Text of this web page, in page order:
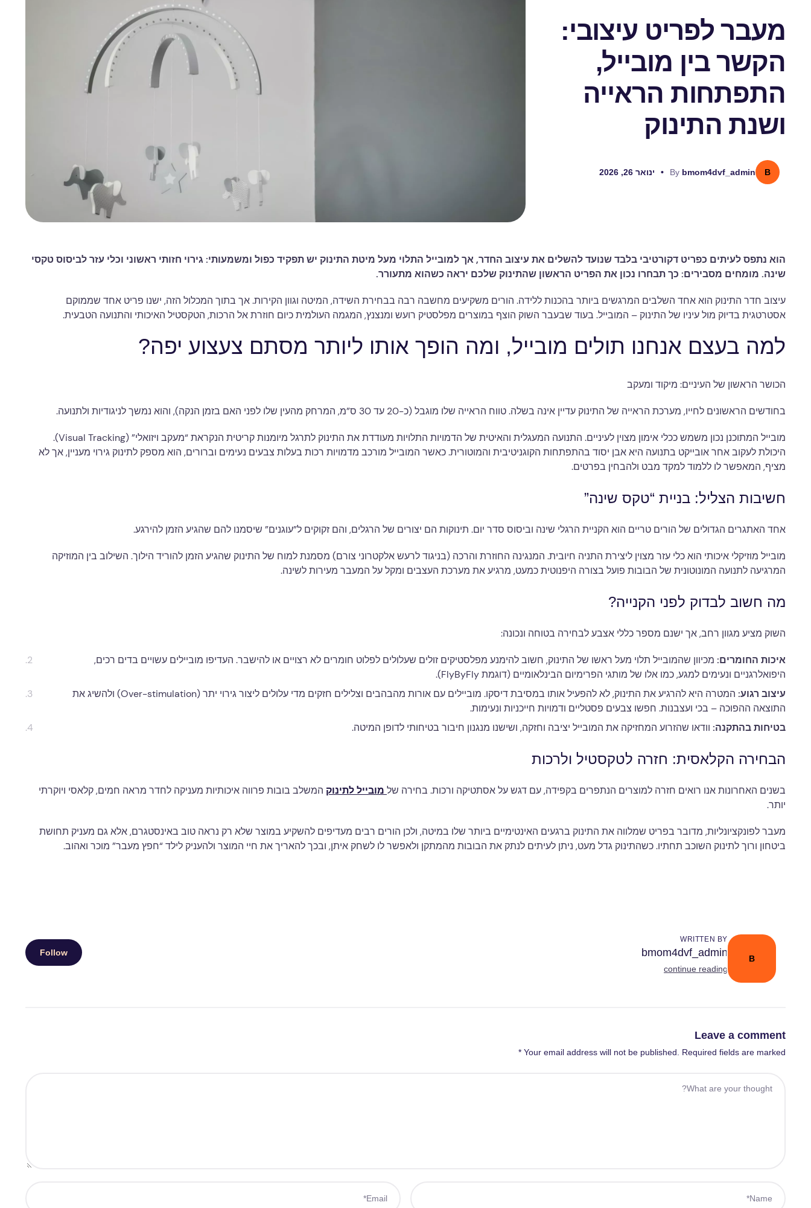
מעבר לפריט עיצובי:
הקשר בין מובייל,
התפתחות הראייה
ושנת התינוק
B
By bmom4dvf_admin
• ינואר 26, 2026
הוא נתפס לעיתים כפריט דקורטיבי בלבד שנועד להשלים את עיצוב החדר, אך למובייל התלוי מעל מיטת התינוק יש תפקיד כפול ומשמעותי: גירוי חזותי ראשוני וכלי עזר לביסוס טקסי
שינה. מומחים מסבירים: כך תבחרו נכון את הפריט הראשון שהתינוק שלכם יראה כשהוא מתעורר.
עיצוב חדר התינוק הוא אחד השלבים המרגשים ביותר בהכנות ללידה. הורים משקיעים מחשבה רבה בבחירת השידה, המיטה וגוון הקירות. אך בתוך המכלול הזה, ישנו פריט אחד שממוקם
אסטרטגית בדיוק מול עיניו של התינוק – המובייל. בעוד שבעבר השוק הוצף במוצרים מפלסטיק רועש ומנצנץ, המגמה העולמית כיום חוזרת אל הרכות, הטקסטיל האיכותי והתנועה הטבעית.
למה בעצם אנחנו תולים מובייל, ומה הופך אותו ליותר מסתם צעצוע יפה?
הכושר הראשון של העיניים: מיקוד ומעקב
בחודשים הראשונים לחייו, מערכת הראייה של התינוק עדיין אינה בשלה. טווח הראייה שלו מוגבל (כ-20 עד 30 ס”מ, המרחק מהעין שלו לפני האם בזמן הנקה), והוא נמשך לניגודיות ולתנועה.
מובייל המתוכנן נכון משמש ככלי אימון מצוין לעיניים. התנועה המעגלית והאיטית של הדמויות התלויות מעודדת את התינוק לתרגל מיומנות קריטית הנקראת “מעקב ויזואלי” (Visual Tracking).
היכולת לעקוב אחר אובייקט בתנועה היא אבן יסוד בהתפתחות הקוגניטיבית והמוטורית. כאשר המובייל מורכב מדמויות רכות בעלות צבעים נעימים וברורים, הוא מספק לתינוק גירוי מעניין, אך לא
מציף, המאפשר לו ללמוד למקד מבט ולהבחין בפרטים.
חשיבות הצליל: בניית “טקס שינה”
אחד האתגרים הגדולים של הורים טריים הוא הקניית הרגלי שינה וביסוס סדר יום. תינוקות הם יצורים של הרגלים, והם זקוקים ל”עוגנים” שיסמנו להם שהגיע הזמן להירגע.
מובייל מוזיקלי איכותי הוא כלי עזר מצוין ליצירת התניה חיובית. המנגינה החוזרת והרכה (בניגוד לרעש אלקטרוני צורם) מסמנת למוח של התינוק שהגיע הזמן להוריד הילוך. השילוב בין המוזיקה
המרגיעה לתנועה המונוטונית של הבובות פועל בצורה היפנוטית כמעט, מרגיע את מערכת העצבים ומקל על המעבר מעירות לשינה.
מה חשוב לבדוק לפני הקנייה?
השוק מציע מגוון רחב, אך ישנם מספר כללי אצבע לבחירה בטוחה ונכונה:
איכות החומרים: מכיוון שהמובייל תלוי מעל ראשו של התינוק, חשוב להימנע מפלסטיקים זולים שעלולים לפלוט חומרים לא רצויים או להישבר. העדיפו מוביילים עשויים בדים רכים,
היפואלרגניים ונעימים למגע, כמו אלו של מותגי הפרימיום הבינלאומיים (דוגמת FlyByFly).
עיצוב רגוע:
המטרה היא להרגיע את התינוק, לא להפעיל אותו במסיבת דיסקו. מוביילים עם אורות מהבהבים וצלילים חזקים מדי עלולים ליצור גירוי יתר (Over-stimulation) ולהשיג את
התוצאה ההפוכה – בכי ועצבנות. חפשו צבעים פסטליים ודמויות חייכניות ונעימות.
בטיחות בהתקנה: וודאו שהזרוע המחזיקה את המובייל יציבה וחזקה, ושישנו מנגנון חיבור בטיחותי לדופן המיטה.
הבחירה הקלאסית: חזרה לטקסטיל ולרכות
בשנים האחרונות אנו רואים חזרה למוצרים הנתפרים בקפידה, עם דגש על אסתטיקה ורכות. בחירה של מובייל לתינוק המשלב בובות פרווה איכותיות מעניקה לחדר מראה חמים, קלאסי ויוקרתי
יותר.
מעבר לפונקציונליות, מדובר בפריט שמלווה את התינוק ברגעים האינטימיים ביותר שלו במיטה, ולכן הורים רבים מעדיפים להשקיע במוצר שלא רק נראה טוב באינסטגרם, אלא גם מעניק תחושת
ביטחון ורוך לתינוק השוכב תחתיו. כשהתינוק גדל מעט, ניתן לעיתים לנתק את הבובות מהמתקן ולאפשר לו לשחק איתן, ובכך להאריך את חיי המוצר ולהעניק לילד “חפץ מעבר” מוכר ואהוב.
B
WRITTEN BY
bmom4dvf_admin
continue reading
Follow
Leave a comment
Your email address will not be published. Required fields are marked *